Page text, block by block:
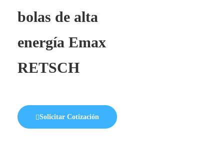
bolas de alta
energía Emax
RETSCH
Solicitar Cotización